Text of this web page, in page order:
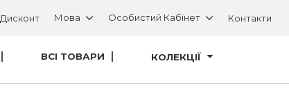
Дисконт Мова Особистий Кабінет Контакти
ВСІ ТОВАРИ КОЛЕКЦІЇ